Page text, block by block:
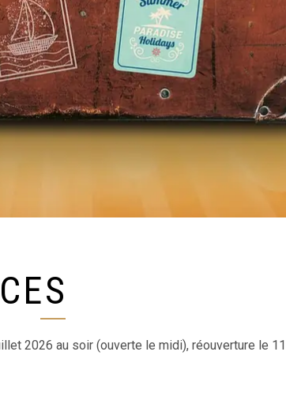
2026 au soir (ouverte le midi), réouverture le